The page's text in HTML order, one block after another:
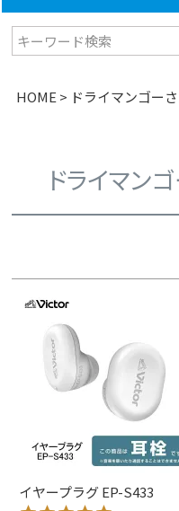
HOME ドライマンゴー
ドライマン
イヤープラグ EP-S433